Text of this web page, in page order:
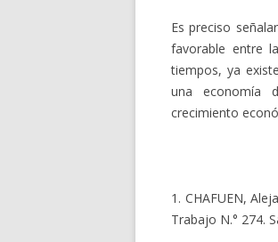
Es preciso
favorable entre
tiempos, ya
una economía
crecimiento
1. CHAFUEN,
Trabajo N.° 274.